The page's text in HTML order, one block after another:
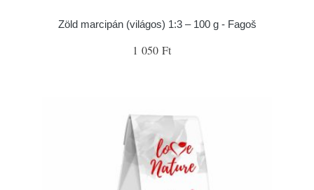
Zöld marcipán (világos) 1:3 – 100 g - Fagoš
1 050 Ft